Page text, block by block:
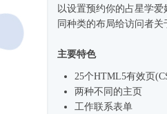
以设置预约你的占星学
同种类的布局给访问者关
主要特色
25个HTML5有效页
两种不同的主页
工作联系表单